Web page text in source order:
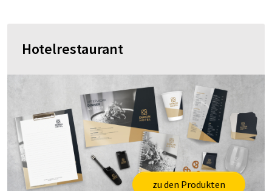
Hotelrestaurant
zu den Produkten